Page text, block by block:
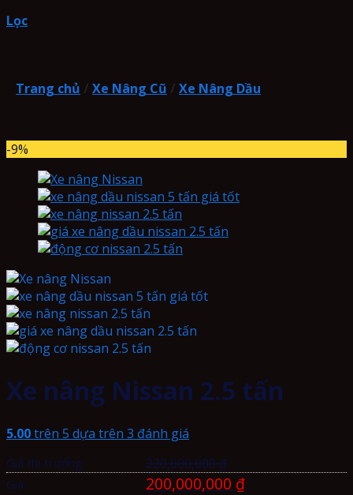
Lọc
Trang chủ / Xe Nâng Cũ / Xe Nâng Dầu
-9%
Xe nâng Nissan 2.5 tấn
5.00trên 5 dựa trên 3 đánh giá
Giá thị trường: 220,000,000₫
Giá: 200,000,000 ₫